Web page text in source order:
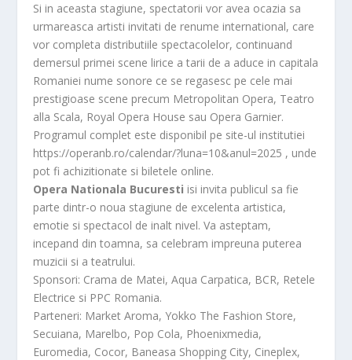
Si in aceasta stagiune, spectatorii vor avea ocazia sa
urmareasca artisti invitati de renume international, care
vor completa distributiile spectacolelor, continuand
demersul primei scene lirice a tarii de a aduce in capitala
Romaniei nume sonore ce se regasesc pe cele mai
prestigioase scene precum Metropolitan Opera, Teatro
alla Scala, Royal Opera House sau Opera Garnier.
Programul complet este disponibil pe site-ul institutiei
https://operanb.ro/calendar/?luna=10&anul=2025 , unde
pot fi achizitionate si biletele online.
Opera Nationala Bucuresti isi invita publicul sa fie
parte dintr-o noua stagiune de excelenta artistica,
emotie si spectacol de inalt nivel. Va asteptam,
incepand din toamna, sa celebram impreuna puterea
muzicii si a teatrului.
Sponsori: Crama de Matei, Aqua Carpatica, BCR, Retele
Electrice si PPC Romania.
Parteneri: Market Aroma, Yokko The Fashion Store,
Secuiana, Marelbo, Pop Cola, Phoenixmedia,
Euromedia, Cocor, Baneasa Shopping City, Cineplex,